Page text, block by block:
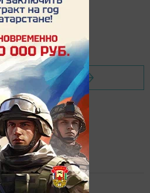
в
MАХ:
новости